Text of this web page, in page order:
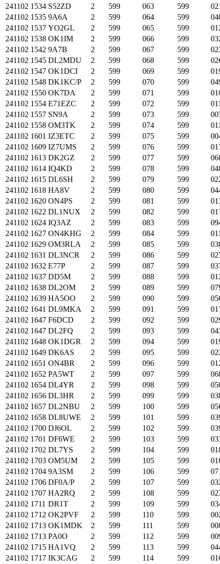
241102 1534 S52ZD 2 599 063 599
241102 1535 9A6A 2 599 064 599
241102 1537 YO2GL 2 599 065 599
241102 1538 OK1IM 2 599 066 599
241102 1542 9A7B 2 599 067 599
241102 1545 DL2MDU 2 599 068 599
241102 1547 OK1DCI 2 599 069 599
241102 1548 DK1KC/P 2 599 070 599
241102 1550 OK7DA 2 599 071 599
241102 1554 E71EZC 2 599 072 599
241102 1557 SN9A 2 599 073 599
241102 1558 OM3TK 2 599 074 599
241102 1601 IZ3ETC 2 599 075 599
241102 1609 IZ7UMS 2 599 076 599
241102 1613 DK2GZ 2 599 077 599
241102 1614 IQ4KD 2 599 078 599
241102 1615 DL6SH 2 599 079 599
241102 1618 HA8V 2 599 080 599
241102 1620 ON4PS 2 599 081 599
241102 1622 DL1NUX 2 599 082 599
241102 1624 IQ3AZ 2 599 083 599
241102 1627 ON4KHG 2 599 084 599
241102 1629 OM3RLA 2 599 085 599
241102 1631 DL3NCR 2 599 086 599
241102 1632 E77P 2 599 087 599
241102 1637 DD5M 2 599 088 599
241102 1638 DL2OM 2 599 089 599
241102 1639 HA5OO 2 599 090 599
241102 1641 DL9MKA 2 599 091 599
241102 1647 F6DCD 2 599 092 599
241102 1647 DL2FQ 2 599 093 599
241102 1648 OK1DGR 2 599 094 599
241102 1649 DK6AS 2 599 095 599
241102 1651 ON4BR 2 599 096 599
241102 1652 PA5WT 2 599 097 599
241102 1654 DL4YR 2 599 098 599
241102 1656 DL3HR 2 599 099 599
241102 1657 DL2NBU 2 599 100 599
241102 1658 DL8UWE 2 599 101 599
241102 1700 DJ6OL 2 599 102 599
241102 1701 DF6WE 2 599 103 599
241102 1702 DL7YS 2 599 104 599
241102 1703 OM5UM 2 599 105 599
241102 1704 9A3SM 2 599 106 599
241102 1706 DF0A/P 2 599 107 599
241102 1707 HA2RQ 2 599 108 599
241102 1711 DR1T 2 599 109 599
241102 1712 OK2PVF 2 599 110 599
241102 1713 OK1MDK 2 599 111 599
241102 1713 PA0O 2 599 112 599
241102 1715 HA1VQ 2 599 113 599
241102 1717 IK3CAG 2 599 114 599